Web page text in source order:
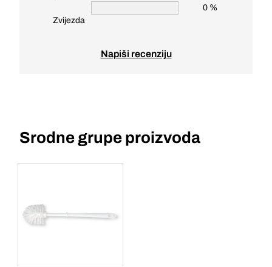
Zvijezda
0 %
Napiši recenziju
Srodne grupe proizvoda